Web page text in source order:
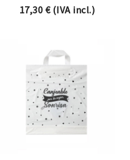
17,30 €(IVA incl.)